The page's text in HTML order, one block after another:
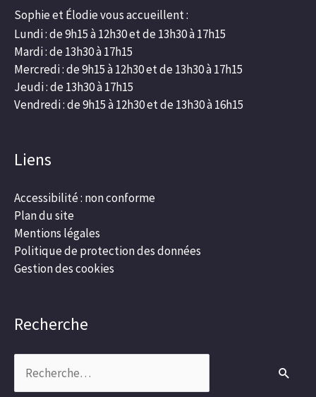
Sophie et Élodie vous accueillent :
Lundi : de 9h15 à 12h30 et de 13h30 à 17h15
Mardi : de 13h30 à 17h15
Mercredi : de 9h15 à 12h30 et de 13h30 à 17h15
Jeudi : de 13h30 à 17h15
Vendredi : de 9h15 à 12h30 et de 13h30 à 16h15
Liens
Accessibilité : non conforme
Plan du site
Mentions légales
Politique de protection des données
Gestion des cookies
Recherche